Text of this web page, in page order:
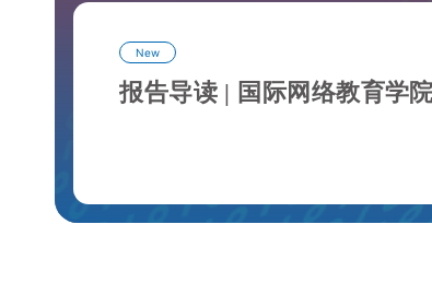
New
报告导读 | 国际网络教育学